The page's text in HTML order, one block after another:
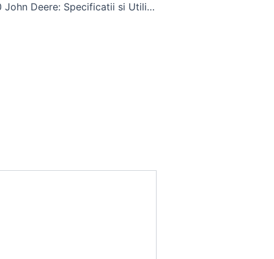
Tractorul 2250 John Deere: Specificatii si Utilizare